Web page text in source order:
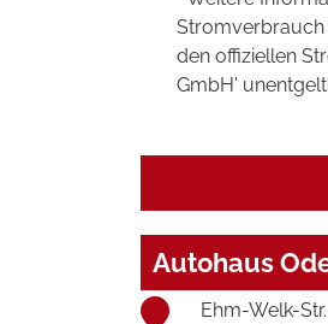
Stromverbrauch
den offiziellen
GmbH'
Autohaus
Ehm-Welk-